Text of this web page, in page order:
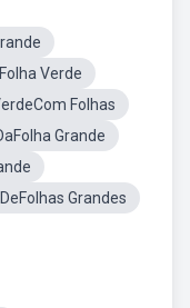
Verde
Folhas
Grande
Grandes